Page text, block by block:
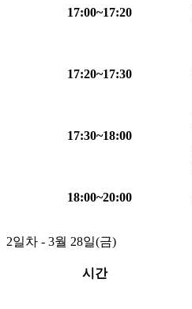
17:00~17:20
17:20~17:30
17:30~18:00
18:00~20:00
2일차 - 3월 28일(금)
시간